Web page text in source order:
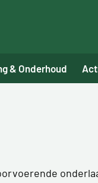
& Onderhoud